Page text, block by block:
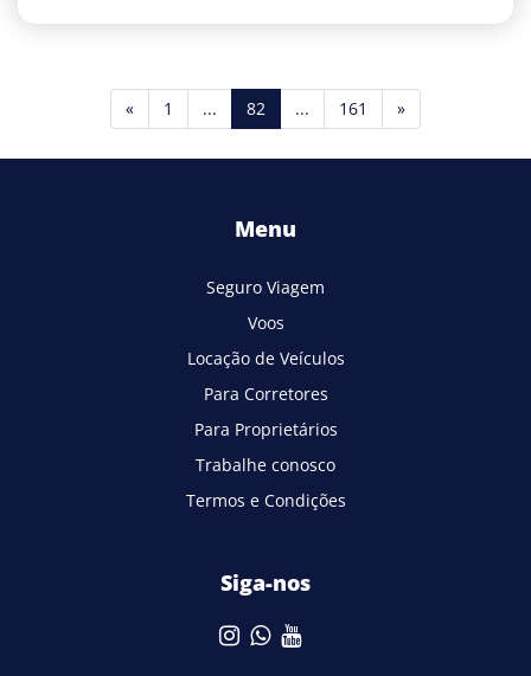
« 1 ... 82 ... 161 »
Menu
Seguro Viagem
Voos
Locação de Veículos
Para Corretores
Para Proprietários
Trabalhe conosco
Termos e Condições
Siga-nos